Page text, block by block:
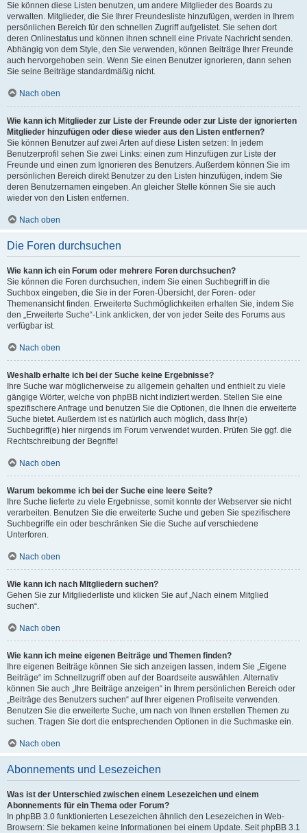
Sie können diese Listen benutzen, um andere Mitglieder des Boards zu
verwalten. Mitglieder, die Sie Ihrer Freundesliste hinzufügen, werden in Ihrem
persönlichen Bereich für den schnellen Zugriff aufgelistet. Sie sehen dort
deren Onlinestatus und können ihnen schnell eine Private Nachricht senden.
Abhängig von dem Style, den Sie verwenden, können Beiträge Ihrer Freunde
auch hervorgehoben sein. Wenn Sie einen Benutzer ignorieren, dann sehen
Sie seine Beiträge standardmäßig nicht.
Nach oben
Wie kann ich Mitglieder zur Liste der Freunde oder zur Liste der ignorierten
Mitglieder hinzufügen oder diese wieder aus den Listen entfernen?
Sie können Benutzer auf zwei Arten auf diese Listen setzen: In jedem
Benutzerprofil sehen Sie zwei Links: einen zum Hinzufügen zur Liste der
Freunde und einen zum Ignorieren des Benutzers. Außerdem können Sie im
persönlichen Bereich direkt Benutzer zu den Listen hinzufügen, indem Sie
deren Benutzernamen eingeben. An gleicher Stelle können Sie sie auch
wieder von den Listen entfernen.
Nach oben
Die Foren durchsuchen
Wie kann ich ein Forum oder mehrere Foren durchsuchen?
Sie können die Foren durchsuchen, indem Sie einen Suchbegriff in die
Suchbox eingeben, die Sie in der Foren-Übersicht, der Foren- oder
Themenansicht finden. Erweiterte Suchmöglichkeiten erhalten Sie, indem Sie
den „Erweiterte Suche“-Link anklicken, der von jeder Seite des Forums aus
verfügbar ist.
Nach oben
Weshalb erhalte ich bei der Suche keine Ergebnisse?
Ihre Suche war möglicherweise zu allgemein gehalten und enthielt zu viele
gängige Wörter, welche von phpBB nicht indiziert werden. Stellen Sie eine
spezifischere Anfrage und benutzen Sie die Optionen, die Ihnen die erweiterte
Suche bietet. Außerdem ist es natürlich auch möglich, dass Ihr(e)
Suchbegriff(e) hier nirgends im Forum verwendet wurden. Prüfen Sie ggf. die
Rechtschreibung der Begriffe!
Nach oben
Warum bekomme ich bei der Suche eine leere Seite?
Ihre Suche lieferte zu viele Ergebnisse, somit konnte der Webserver sie nicht
verarbeiten. Benutzen Sie die erweiterte Suche und geben Sie spezifischere
Suchbegriffe ein oder beschränken Sie die Suche auf verschiedene
Unterforen.
Nach oben
Wie kann ich nach Mitgliedern suchen?
Gehen Sie zur Mitgliederliste und klicken Sie auf „Nach einem Mitglied
suchen“.
Nach oben
Wie kann ich meine eigenen Beiträge und Themen finden?
Ihre eigenen Beiträge können Sie sich anzeigen lassen, indem Sie „Eigene
Beiträge“ im Schnellzugriff oben auf der Boardseite auswählen. Alternativ
können Sie auch „Ihre Beiträge anzeigen“ in Ihrem persönlichen Bereich oder
„Beiträge des Benutzers suchen“ auf Ihrer eigenen Profilseite verwenden.
Benutzen Sie die erweiterte Suche, um nach von Ihnen erstellen Themen zu
suchen. Tragen Sie dort die entsprechenden Optionen in die Suchmaske ein.
Nach oben
Abonnements und Lesezeichen
Was ist der Unterschied zwischen einem Lesezeichen und einem
Abonnements für ein Thema oder Forum?
In phpBB 3.0 funktionierten Lesezeichen ähnlich den Lesezeichen in Web-
Browsern: Sie bekamen keine Informationen bei einem Update. Seit phpBB 3.1